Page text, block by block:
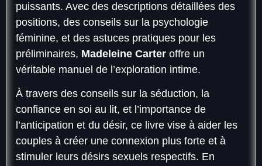
puissants. Avec des descriptions détaillées des
positions, des conseils sur la psychologie
féminine, et des astuces pratiques pour les
préliminaires, Madeleine Carter offre un
véritable manuel de l’exploration intime.
À travers des conseils sur la séduction, la
confiance en soi au lit, et l’importance de
l’anticipation et du désir, ce livre vise à aider les
couples à créer une connexion plus forte et à
stimuler leurs désirs sexuels respectifs. En